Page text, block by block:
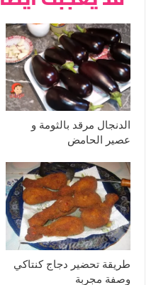
الدنجال مرقد بالثومة و
عصير الحامض
طريقة تحضير دجاج كنتاكي
وصفة مجربة